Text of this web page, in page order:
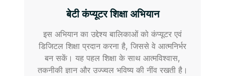
बेटी कंप्यूटर शिक्षा अभियान
इस अभियान का उद्देश्य बालिकाओं को कंप्यूटर एवं
डिजिटल शिक्षा प्रदान करना है, जिससे वे आत्मनिर्भर
बन सकें। यह पहल शिक्षा के साथ आत्मविश्वास,
तकनीकी ज्ञान और उज्ज्वल भविष्य की नींव रखती है।